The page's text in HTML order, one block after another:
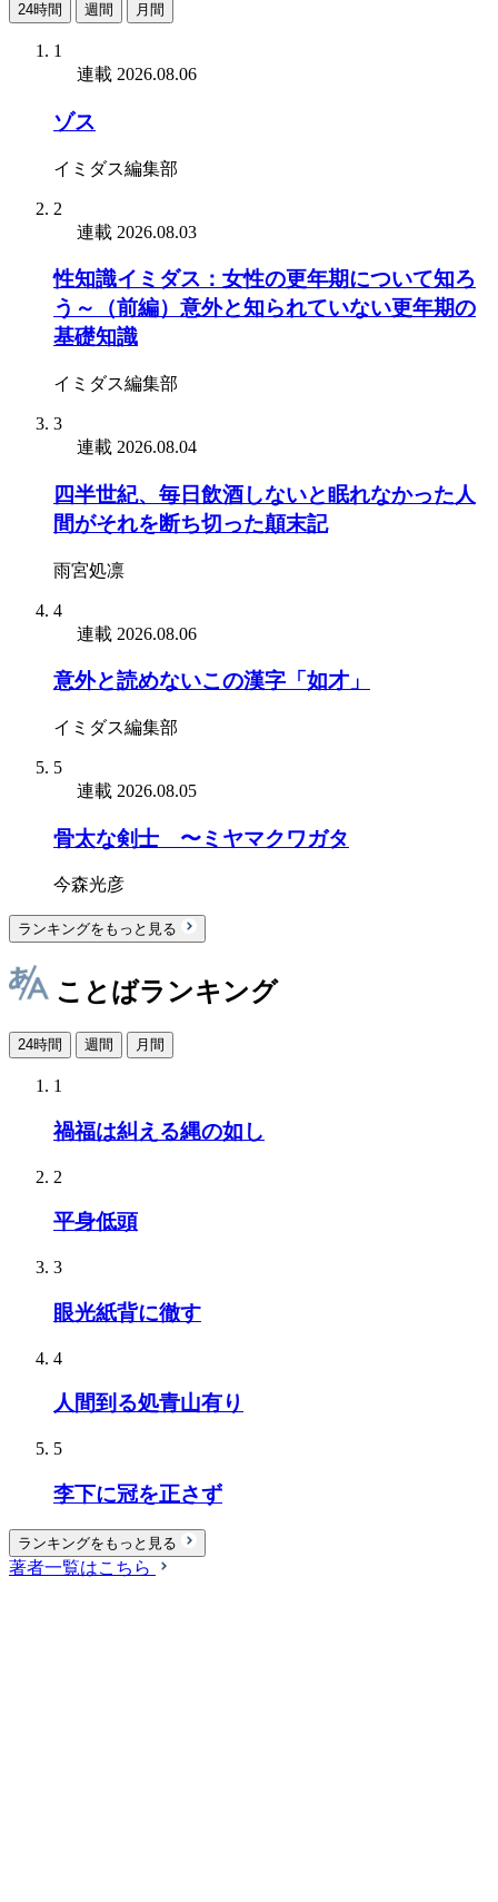
24時間 週間 月間
1
連載 2026.08.06
ゾス
イミダス編集部
2
連載 2026.08.03
性知識イミダス：女性の更年期について知ろ
う～（前編）意外と知られていない更年期の
基礎知識
イミダス編集部
3
連載 2026.08.04
四半世紀、毎日飲酒しないと眠れなかった人
間がそれを断ち切った顛末記
雨宮処凛
4
連載 2026.08.06
意外と読めないこの漢字「如才」
イミダス編集部
5
連載 2026.08.05
骨太な剣士 〜ミヤマクワガタ
今森光彦
ランキングをもっと見る
ことばランキング
24時間 週間 月間
1
禍福は糾える縄の如し
2
平身低頭
3
眼光紙背に徹す
4
人間到る処青山有り
5
李下に冠を正さず
ランキングをもっと見る
著者一覧はこちら